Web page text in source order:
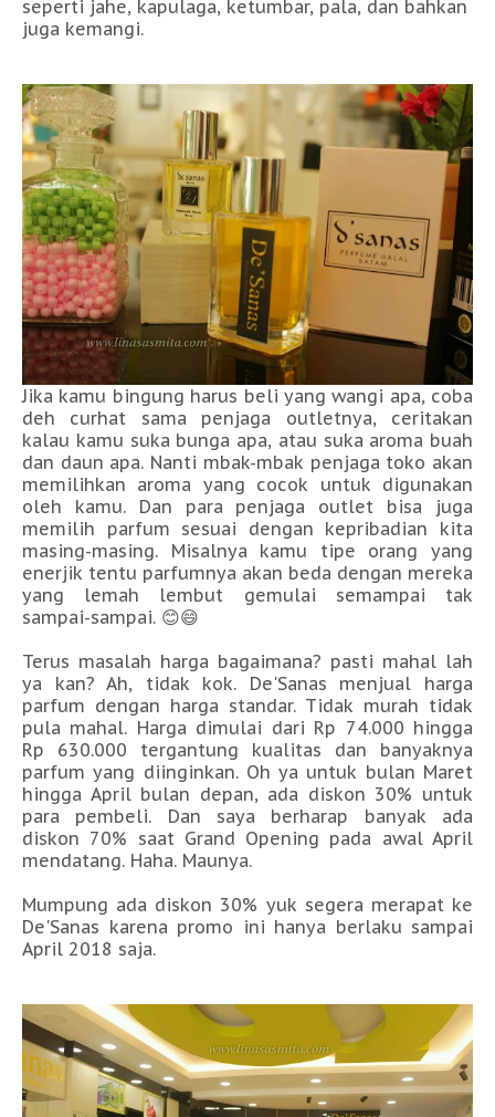
seperti jahe, kapulaga, ketumbar, pala, dan bahkan
juga kemangi.
Jika kamu bingung harus beli yang wangi apa, coba
deh curhat sama penjaga outletnya, ceritakan
kalau kamu suka bunga apa, atau suka aroma buah
dan daun apa. Nanti mbak-mbak penjaga toko akan
memilihkan aroma yang cocok untuk digunakan
oleh kamu. Dan para penjaga outlet bisa juga
memilih parfum sesuai dengan kepribadian kita
masing-masing. Misalnya kamu tipe orang yang
enerjik tentu parfumnya akan beda dengan mereka
yang lemah lembut gemulai semampai tak
sampai-sampai. 😊😄
Terus masalah harga bagaimana? pasti mahal lah
ya kan? Ah, tidak kok. De'Sanas menjual harga
parfum dengan harga standar. Tidak murah tidak
pula mahal. Harga dimulai dari Rp 74.000 hingga
Rp 630.000 tergantung kualitas dan banyaknya
parfum yang diinginkan. Oh ya untuk bulan Maret
hingga April bulan depan, ada diskon 30% untuk
para pembeli. Dan saya berharap banyak ada
diskon 70% saat Grand Opening pada awal April
mendatang. Haha. Maunya.
Mumpung ada diskon 30% yuk segera merapat ke
De'Sanas karena promo ini hanya berlaku sampai
April 2018 saja.